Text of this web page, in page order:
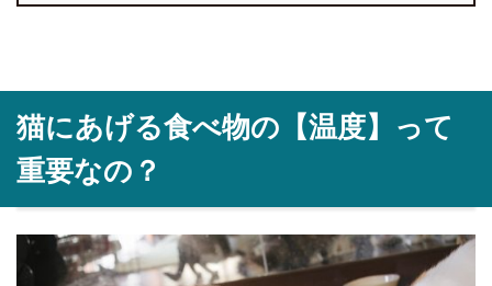
猫にあげる食べ物の【温度】って
重要なの？